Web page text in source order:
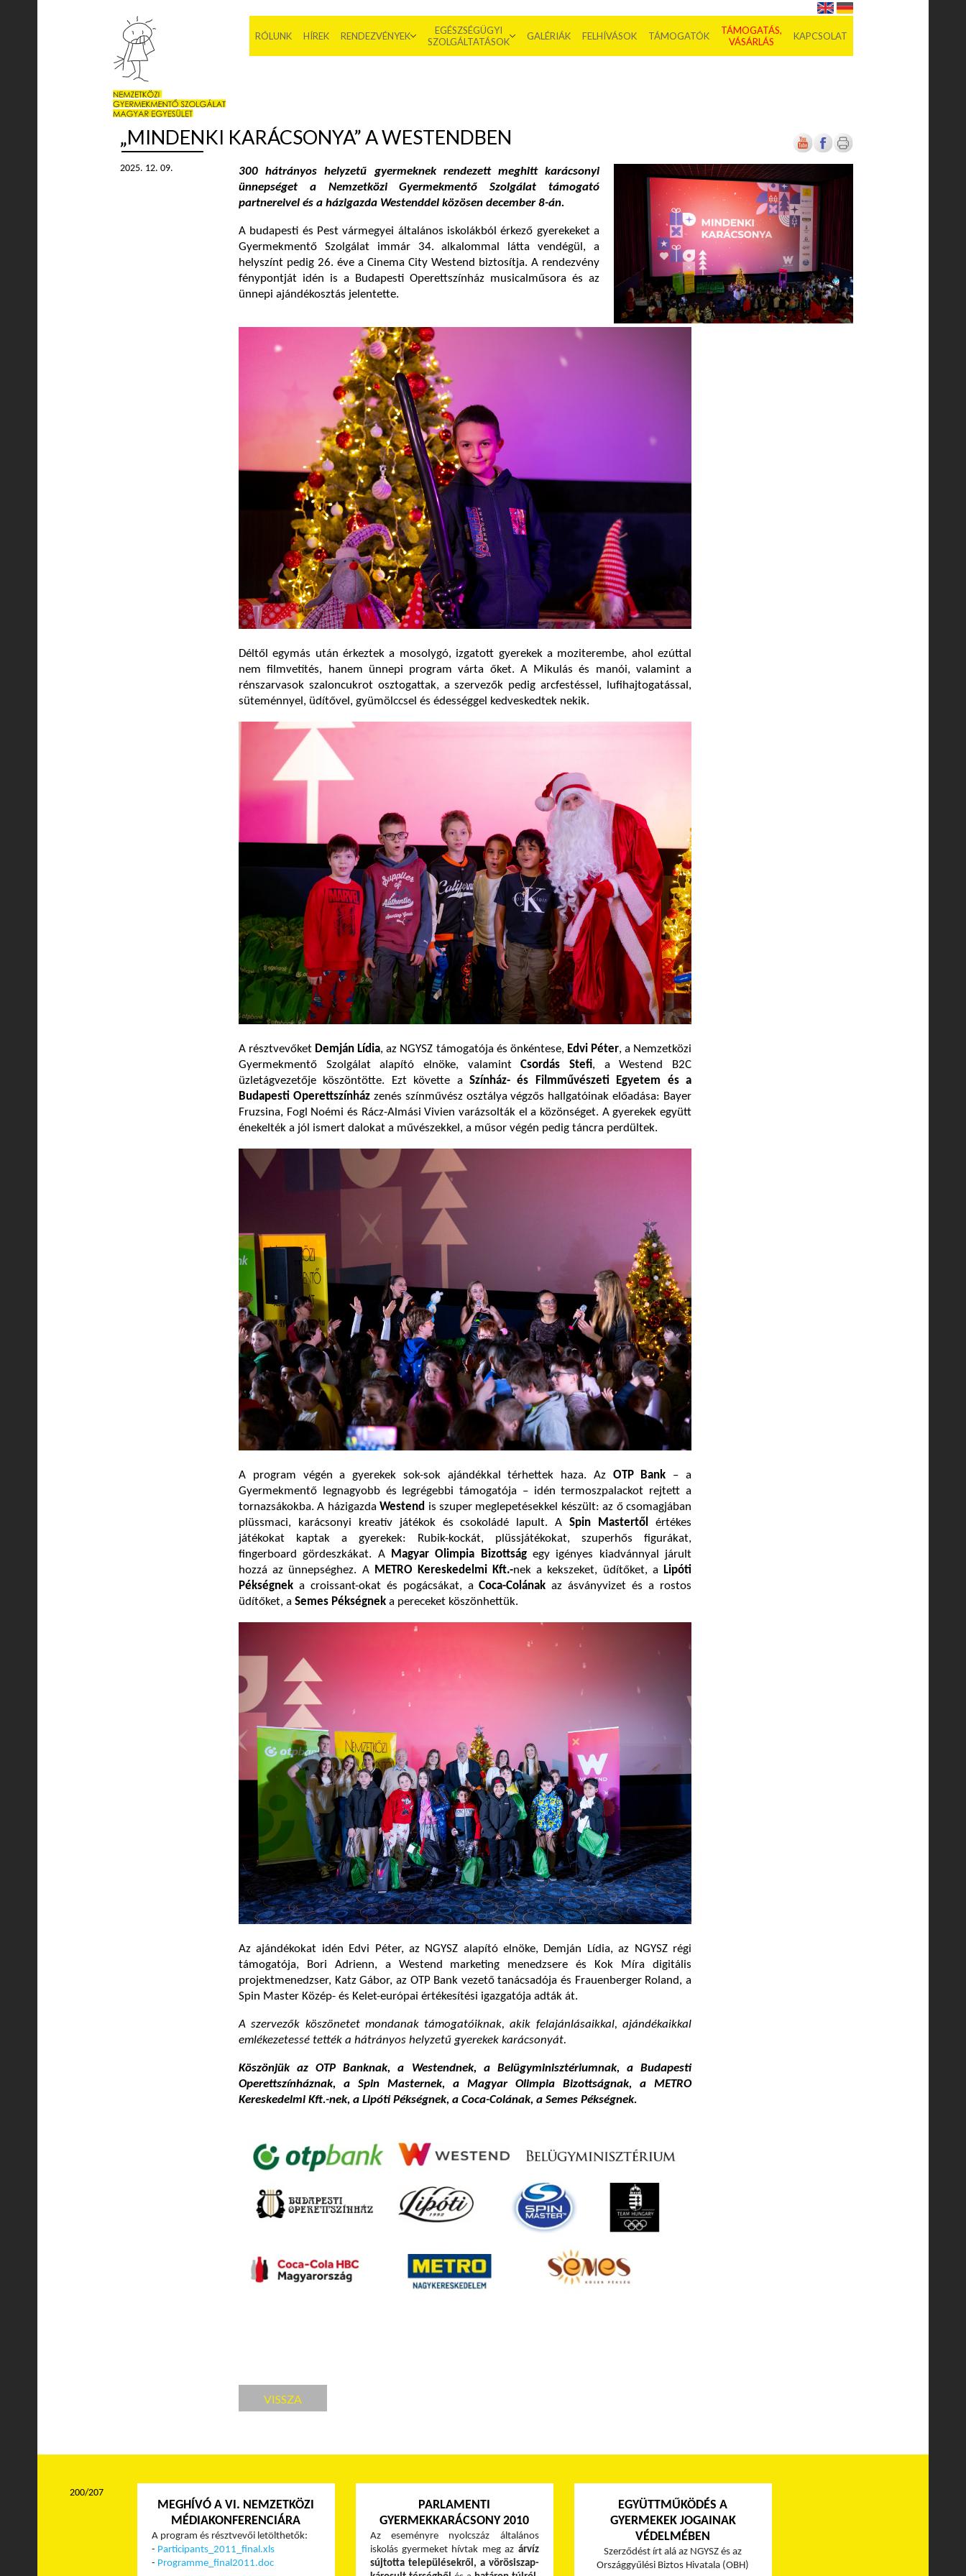
RÓLUNK HÍREK RENDEZVÉNYEK
EGÉSZSÉGÜGYI
SZOLGÁLTATÁSOK
GALÉRIÁK FELHÍVÁSOK TÁMOGATÓK
TÁMOGATÁS,
VÁSÁRLÁS
KAPCSOLAT
„MINDENKI KARÁCSONYA” A WESTENDBEN
2025. 12. 09.
300 hátrányos helyzetű gyermeknek rendezett meghitt karácsonyi
ünnepséget a Nemzetközi Gyermekmentő Szolgálat támogató
partnereivel és a házigazda Westenddel közösen december 8-án.
A budapesti és Pest vármegyei általános iskolákból érkező gyerekeket a
Gyermekmentő Szolgálat immár 34. alkalommal látta vendégül, a
helyszínt pedig 26. éve a Cinema City Westend biztosítja. A rendezvény
fénypontját idén is a Budapesti Operettszínház musicalműsora és az
ünnepi ajándékosztás jelentette.
Déltől egymás után érkeztek a mosolygó, izgatott gyerekek a moziterembe, ahol ezúttal
nem filmvetítés, hanem ünnepi program várta őket. A Mikulás és manói, valamint a
rénszarvasok szaloncukrot osztogattak, a szervezők pedig arcfestéssel, lufihajtogatással,
süteménnyel, üdítővel, gyümölccsel és édességgel kedveskedtek nekik.
A résztvevőket Demján Lídia, az NGYSZ támogatója és önkéntese, Edvi Péter, a Nemzetközi
Gyermekmentő Szolgálat alapító elnöke, valamintCsordás Stefi, a Westend B2C
üzletágvezetője köszöntötte. Ezt követte a Színház- és Filmművészeti Egyetem és a
Budapesti Operettszínházzenés színművész osztálya végzős hallgatóinak előadása: Bayer
Fruzsina, Fogl Noémi és Rácz-Almási Vivien varázsolták el a közönséget. A gyerekek együtt
énekelték a jól ismert dalokat a művészekkel, a műsor végén pedig táncra perdültek.
A program végén a gyerekek sok-sok ajándékkal térhettek haza. Az OTP Bank – a
Gyermekmentő legnagyobb és legrégebbi támogatója – idén termoszpalackot rejtett a
tornazsákokba. A házigazdaWestend is szuper meglepetésekkel készült: az ő csomagjában
plüssmaci, karácsonyi kreatív játékok és csokoládé lapult. ASpin Mastertől
értékes
játékokat kaptak a gyerekek: Rubik-kockát, plüssjátékokat, szuperhős figurákat,
fingerboard gördeszkákat. A
Magyar Olimpia Bizottságegy igényes kiadvánnyal járult
hozzá az ünnepséghez. A METRO Kereskedelmi Kft.-nek a kekszeket, üdítőket, aLipóti
Pékségnek a croissant-okat és pogácsákat, aCoca-Colának az ásványvizet és a rostos
üdítőket, a Semes Pékségnek a pereceket köszönhettük.
Az ajándékokat idén Edvi Péter, az NGYSZ alapító elnöke, Demján Lídia, az NGYSZ régi
támogatója, Bori Adrienn, a Westend marketing menedzsere és Kok Míra digitális
projektmenedzser, Katz Gábor, az OTP Bank vezető tanácsadója és Frauenberger Roland, a
Spin Master Közép- és Kelet-európai értékesítési igazgatója adták át.
A szervezők köszönetet mondanak támogatóiknak, akik felajánlásaikkal, ajándékaikkal
emlékezetessé tették a hátrányos helyzetű gyerekek karácsonyát.
Köszönjük az OTP Banknak, a Westendnek, a Belügyminisztériumnak, a Budapesti
Operettszínháznak, a Spin Masternek, a Magyar Olimpia Bizottságnak, a METRO
Kereskedelmi Kft.-nek, a Lipóti Pékségnek, a Coca-Colának, a Semes Pékségnek.
VISSZA
MEGHÍVÓ A VI. NEMZETKÖZI
MÉDIAKONFERENCIÁRA
A program és résztvevői letölthetők:
- Participants_2011_final.xls
- Programme_final2011.doc
PARLAMENTI
GYERMEKKARÁCSONY 2010
Az eseményre nyolcszáz általános
iskolás gyermeket hívtak meg az árvíz
sújtotta településekről, a vörösiszap-
EGYÜTTMŰKÖDÉS A
GYERMEKEK JOGAINAK
VÉDELMÉBEN
Szerződést írt alá az NGYSZ és az
Országgyűlési Biztos Hivatala (OBH)
200/207